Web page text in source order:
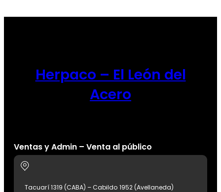
Herpaco – El León del
Acero
Ventas y Admin – Venta al público
Tacuarí 1319 (CABA) – Cabildo 1952 (Avellaneda)